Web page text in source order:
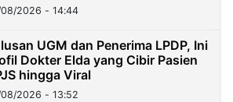
2026 - 14:44
UGM dan Penerima LPDP, Ini
Dokter Elda yang Cibir Pasien
hingga Viral
2026 - 13:52